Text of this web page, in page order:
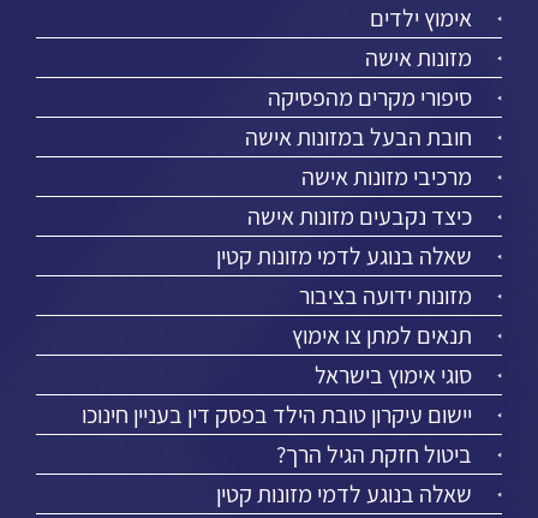
אימוץ ילדים
מזונות אישה
סיפורי מקרים מהפסיקה
חובת הבעל במזונות אישה
מרכיבי מזונות אישה
כיצד נקבעים מזונות אישה
שאלה בנוגע לדמי מזונות קטין
מזונות ידועה בציבור
תנאים למתן צו אימוץ
סוגי אימוץ בישראל
יישום עיקרון טובת הילד בפסק דין בעניין חינוכו
ביטול חזקת הגיל הרך?
שאלה בנוגע לדמי מזונות קטין